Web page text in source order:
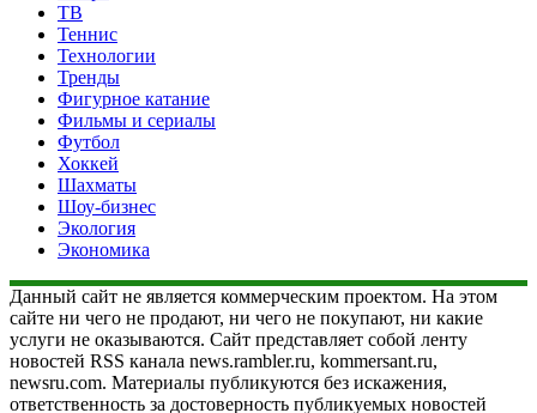
ТВ
Теннис
Технологии
Тренды
Фигурное катание
Фильмы и сериалы
Футбол
Хоккей
Шахматы
Шоу-бизнес
Экология
Экономика
Данный сайт не является коммерческим проектом. На этом
сайте ни чего не продают, ни чего не покупают, ни какие
услуги не оказываются. Сайт представляет собой ленту
новостей RSS канала news.rambler.ru, kommersant.ru,
newsru.com. Материалы публикуются без искажения,
ответственность за достоверность публикуемых новостей